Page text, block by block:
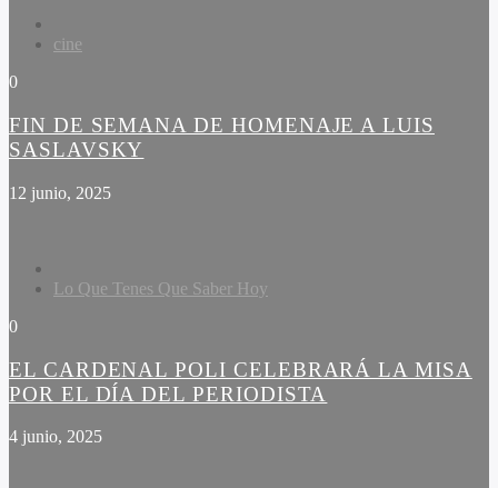
cine
0
FIN DE SEMANA DE HOMENAJE A LUIS
SASLAVSKY
12 junio, 2025
Lo Que Tenes Que Saber Hoy
0
EL CARDENAL POLI CELEBRARÁ LA MISA
POR EL DÍA DEL PERIODISTA
4 junio, 2025